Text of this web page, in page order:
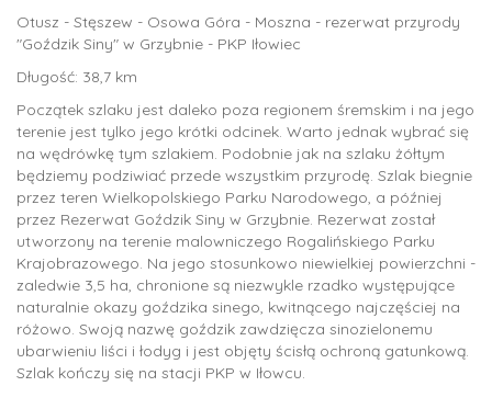
Otusz - Stęszew - Osowa Góra - Moszna - rezerwat przyrody
"Goździk Siny" w Grzybnie - PKP Iłowiec
Długość: 38,7 km
Początek szlaku jest daleko poza regionem śremskim i na jego
terenie jest tylko jego krótki odcinek. Warto jednak wybrać się
na wędrówkę tym szlakiem. Podobnie jak na szlaku żółtym
będziemy podziwiać przede wszystkim przyrodę. Szlak biegnie
przez teren Wielkopolskiego Parku Narodowego, a później
przez Rezerwat Goździk Siny w Grzybnie. Rezerwat został
utworzony na terenie malowniczego Rogalińskiego Parku
Krajobrazowego. Na jego stosunkowo niewielkiej powierzchni -
zaledwie 3,5 ha, chronione są niezwykle rzadko występujące
naturalnie okazy goździka sinego, kwitnącego najczęściej na
różowo. Swoją nazwę goździk zawdzięcza sinozielonemu
ubarwieniu liści i łodyg i jest objęty ścisłą ochroną gatunkową.
Szlak kończy się na stacji PKP w Iłowcu.